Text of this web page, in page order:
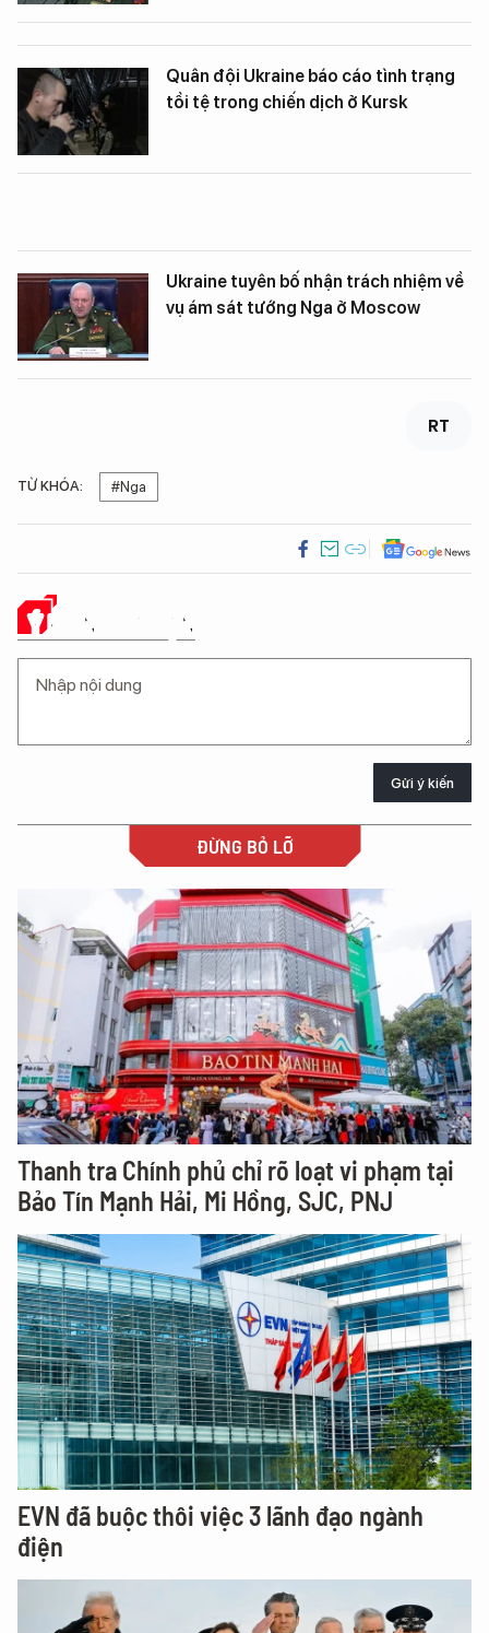
Quân đội Ukraine báo cáo tình trạng
tồi tệ trong chiến dịch ở Kursk
Ukraine tuyên bố nhận trách nhiệm về
vụ ám sát tướng Nga ở Moscow
RT
TỪ KHÓA: #Nga
Ý KIẾN CỦA BẠN
Gửi ý kiến
ĐỪNG BỎ LỠ
Thanh tra Chính phủ chỉ rõ loạt vi phạm tại
Bảo Tín Mạnh Hải, Mi Hồng, SJC, PNJ
EVN đã buộc thôi việc 3 lãnh đạo ngành
điện